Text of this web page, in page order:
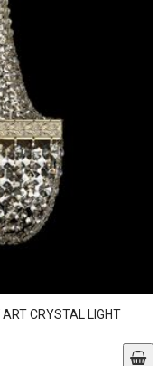
CRYSTAL LIGHT